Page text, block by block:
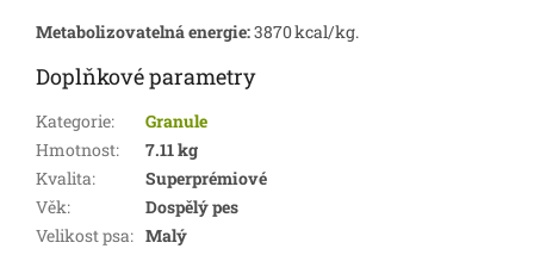
Metabolizovatelná energie:3870 kcal/kg.
Doplňkové parametry
Kategorie:
Granule
Hmotnost:
7.11 kg
Kvalita:
Superprémiové
Věk:
Dospělý pes
Velikost psa: Malý